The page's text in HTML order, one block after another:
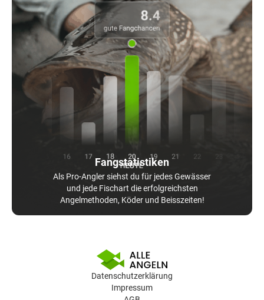
Fangstatistiken
Als Pro-Angler siehst du für jedes Gewässer
und jede Fischart die erfolgreichsten
Angelmethoden, Köder und Beisszeiten!
Datenschutzerklärung
Impressum